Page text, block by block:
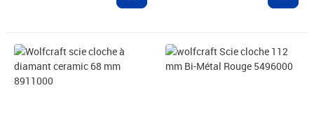
Prix 42,55€ Prix 51,81€